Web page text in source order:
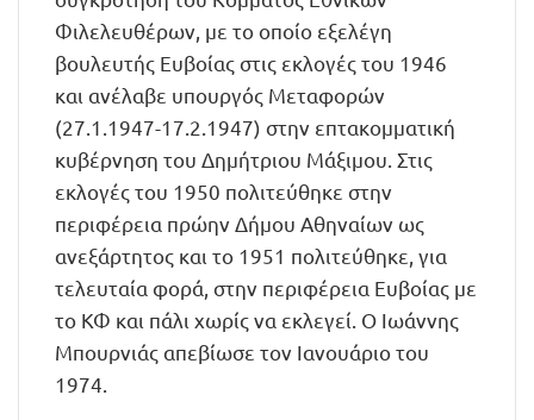
Φιλελευθέρων, με το οποίο εξελέγη
βουλευτής Ευβοίας στις εκλογές του 1946
και ανέλαβε υπουργός Μεταφορών
(27.1.1947-17.2.1947) στην επτακομματική
κυβέρνηση του Δημήτριου Μάξιμου. Στις
εκλογές του 1950 πολιτεύθηκε στην
περιφέρεια πρώην Δήμου Αθηναίων ως
ανεξάρτητος και το 1951 πολιτεύθηκε, για
τελευταία φορά, στην περιφέρεια Ευβοίας με
το ΚΦ και πάλι χωρίς να εκλεγεί. Ο Ιωάννης
Μπουρνιάς απεβίωσε τον Ιανουάριο του
1974.